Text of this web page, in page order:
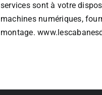
services sont à votre
machines numériques,
montage.